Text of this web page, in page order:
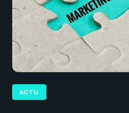
ACTU